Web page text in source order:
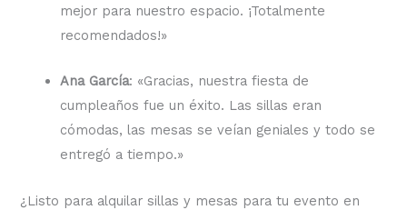
mejor para nuestro espacio. ¡Totalmente
recomendados!»
Ana García: «Gracias, nuestra fiesta de
cumpleaños fue un éxito. Las sillas eran
cómodas, las mesas se veían geniales y todo se
entregó a tiempo.»
¿Listo para alquilar sillas y mesas para tu evento en